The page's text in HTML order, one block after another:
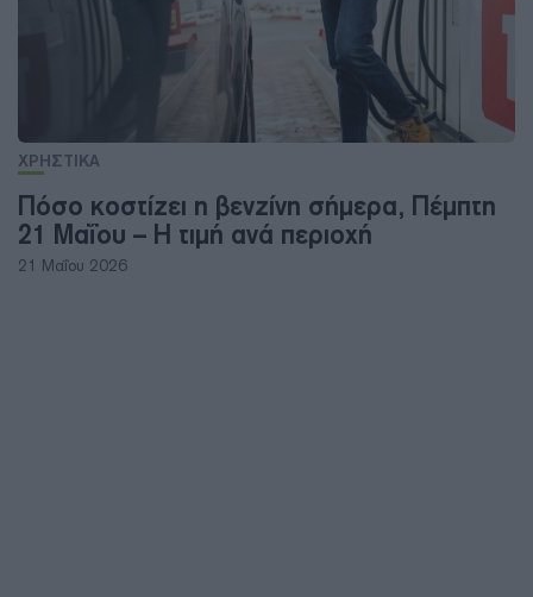
ΧΡΗΣΤΙΚΑ
Πόσο κοστίζει η βενζίνη σήμερα, Πέμπτη
21 Μαΐου – Η τιμή ανά περιοχή
21 Μαΐου 2026